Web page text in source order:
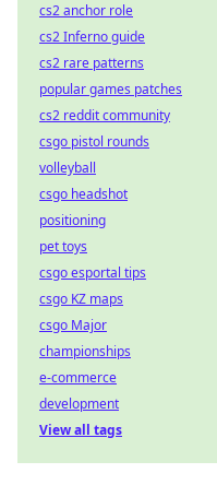
cs2 anchor role
cs2 Inferno guide
cs2 rare patterns
popular games patches
cs2 reddit community
csgo pistol rounds
volleyball
csgo headshot
positioning
pet toys
csgo esportal tips
csgo KZ maps
csgo Major
championships
e-commerce
development
View all tags